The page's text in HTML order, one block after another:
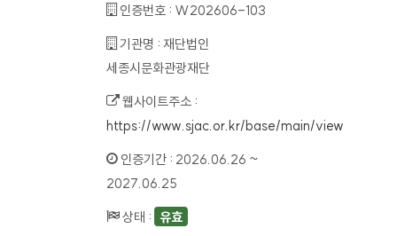
인증번호 : W202606-103
기관명 : 재단법인
세종시문화관광재단
웹사이트주소 :
https://www.sjac.or.kr/base/main/view
인증기간 : 2026.06.26 ~
2027.06.25
상태 : 유효